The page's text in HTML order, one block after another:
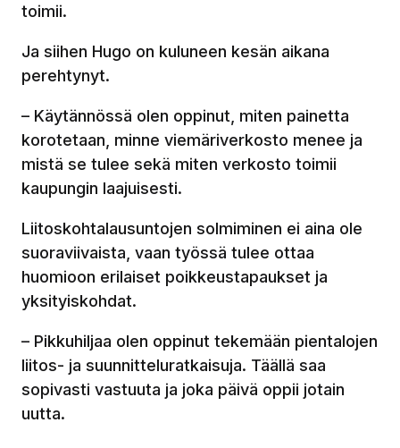
toimii.
Ja siihen Hugo on kuluneen kesän aikana
perehtynyt.
– Käytännössä olen oppinut, miten painetta
korotetaan, minne viemäriverkosto menee ja
mistä se tulee sekä miten verkosto toimii
kaupungin laajuisesti.
Liitoskohtalausuntojen solmiminen ei aina ole
suoraviivaista, vaan työssä tulee ottaa
huomioon erilaiset poikkeustapaukset ja
yksityiskohdat.
– Pikkuhiljaa olen oppinut tekemään pientalojen
liitos- ja suunnitteluratkaisuja. Täällä saa
sopivasti vastuuta ja joka päivä oppii jotain
uutta.